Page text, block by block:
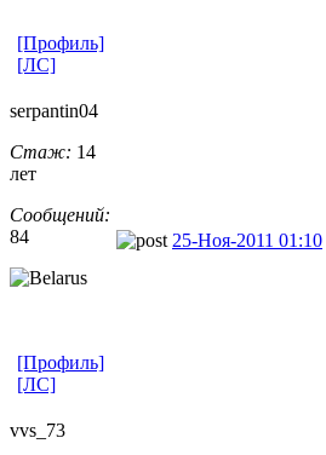
[Профиль]
[ЛС]
serpantin04
Стаж: 14
лет
Сообщений:
84
25-Ноя-2011 01:10
[Профиль]
[ЛС]
vvs_73